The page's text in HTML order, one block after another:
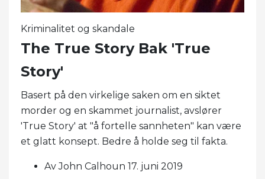
Kriminalitet og skandale
The True Story Bak 'True
Story'
Basert på den virkelige saken om en siktet
morder og en skammet journalist, avslører
'True Story' at "å fortelle sannheten" kan være
et glatt konsept. Bedre å holde seg til fakta.
Av John Calhoun 17. juni 2019